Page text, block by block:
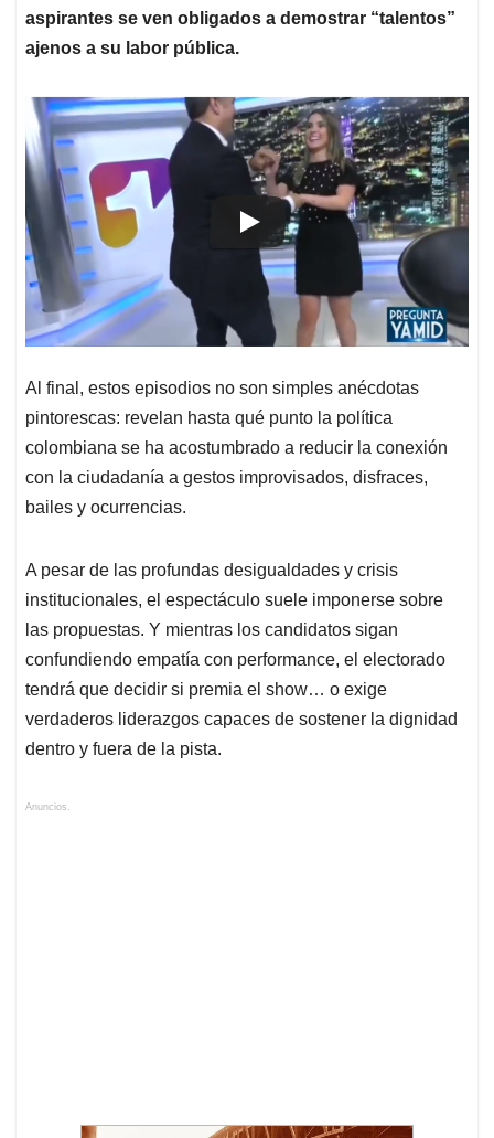
aspirantes se ven obligados a demostrar “talentos”
ajenos a su labor pública.
Al final, estos episodios no son simples anécdotas
pintorescas: revelan hasta qué punto la política
colombiana se ha acostumbrado a reducir la conexión
con la ciudadanía a gestos improvisados, disfraces,
bailes y ocurrencias.
A pesar de las profundas desigualdades y crisis
institucionales, el espectáculo suele imponerse sobre
las propuestas. Y mientras los candidatos sigan
confundiendo empatía con performance, el electorado
tendrá que decidir si premia el show… o exige
verdaderos liderazgos capaces de sostener la dignidad
dentro y fuera de la pista.
Anuncios.